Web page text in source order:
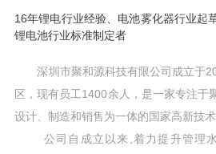
16年锂电行业经验、电池雾化器行业起
锂电池行业标准制定者
深圳市聚和源科技有限公司成立于
区，现有员工1400余人，是一家专注于
设计、制造和销售为一体的国家高新技术
公司自成立以来,着力提升管理水